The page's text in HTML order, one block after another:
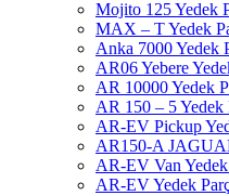
Mojito 125 Yedek
MAX – T Yedek
Anka 7000 Yedek
AR06 Yebere
AR 10000 Yedek
AR 150 – 5 Yedek
AR-EV Pickup
AR150-A
AR-EV Van Yedek
AR-EV Yedek